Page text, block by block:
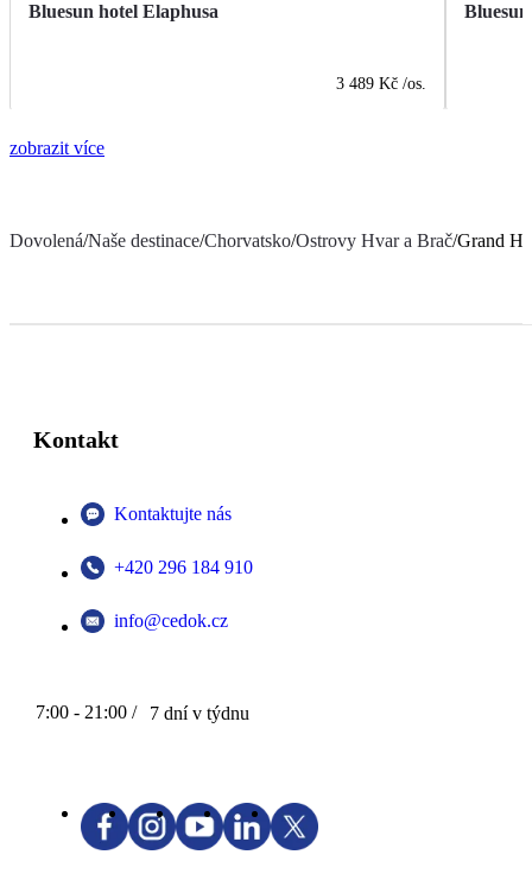
Bluesun hotel Elaphusa
3 489 Kč /os.
zobrazit více
Dovolená/Naše destinace/Chorvatsko/Ostrovy Hvar a Brač/Grand
Kontakt
Kontaktujte nás
+420 296 184 910
info@cedok.cz
7:00 - 21:00 / 7 dní v týdnu